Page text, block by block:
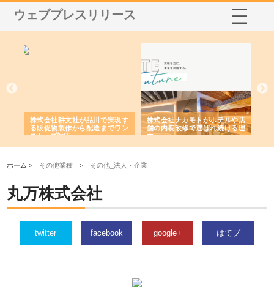
ウェブプレスリリース
株式会社耕文社が品川で実現す
る販促物製作から配送までワン
ストップ対応
株式会社ナカモトがホテルや店
舗の内装改修で選ばれ続ける理
由
ホーム > その他業種 > その他_法人・企業
丸万株式会社
twitter facebook google+ はてブ